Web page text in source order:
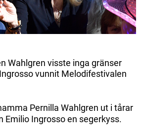
Wahlgren visste inga gränser
vunnit Melodifestivalen
Pernilla Wahlgren ut i tårar
Emilio Ingrosso en segerkyss.